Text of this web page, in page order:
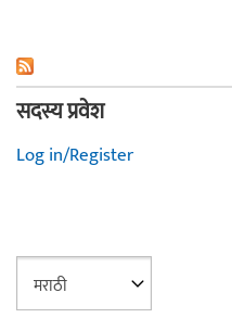
सदस्य प्रवेश
Log in/Register